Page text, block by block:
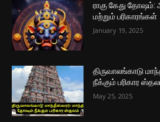
ராகு கேது தோஷம்:
மற்றும் பரிகாரங்கள்
January 19, 2025
திருவாலங்காடு
நீக்கும் பரிகார
May 25, 2025